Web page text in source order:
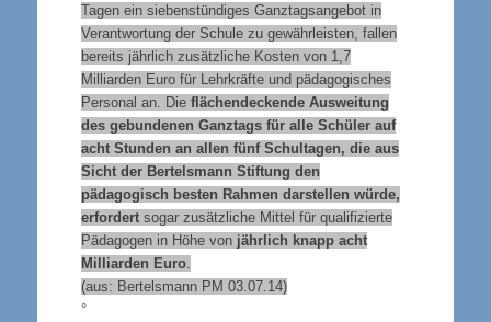
Tagen ein siebenstündiges Ganztagsangebot in
Verantwortung der Schule zu gewährleisten, fallen
bereits jährlich zusätzliche Kosten von 1,7
Milliarden Euro für Lehrkräfte und pädagogisches
Personal an. Die flächendeckende Ausweitung
des gebundenen Ganztags für alle Schüler auf
acht Stunden an allen fünf Schultagen, die aus
Sicht der Bertelsmann Stiftung den
pädagogisch besten Rahmen darstellen würde,
erfordertsogar zusätzliche Mittel für qualifizierte
Pädagogen in Höhe von jährlich knapp acht
Milliarden Euro.
(aus: Bertelsmann PM 03.07.14)
°